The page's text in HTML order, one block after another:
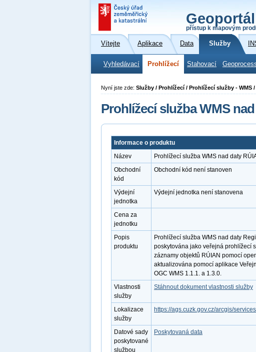
přístup k mapovým
Vítejte Aplikace Data Služby
Vyhledávací Prohlížecí Stahovací
Nyní jste zde: Služby / Prohlížecí / Prohlížecí služby - WMS /
Prohlížecí služba WMS
Informace o produktu
Název
Prohlížecí služba WMS nad daty
Obchodní
kód
Obchodní kód není stanoven
Výdejní
jednotka
Výdejní jednotka není stanovena
Cena za
jednotku
Popis
produktu
Prohlížecí služba WMS nad daty
poskytována jako veřejná prohlížecí
záznamy objektů RÚIAN pomocí
aktualizována pomocí aplikace
OGC WMS 1.1.1. a 1.3.0.
Vlastnosti
služby
Stáhnout dokument vlastnosti služby
Lokalizace
služby
https://ags.cuzk.gov.cz/arcgis/
Datové sady
poskytované
službou
Poskytovaná data